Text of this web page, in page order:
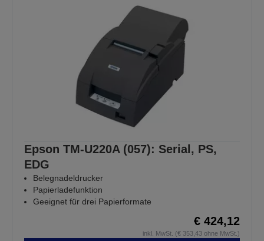
Epson TM-U220A (057): Serial, PS,
EDG
Belegnadeldrucker
Papierladefunktion
Geeignet für drei Papierformate
€ 424,12
inkl. MwSt. (€ 353,43 ohne MwSt.)